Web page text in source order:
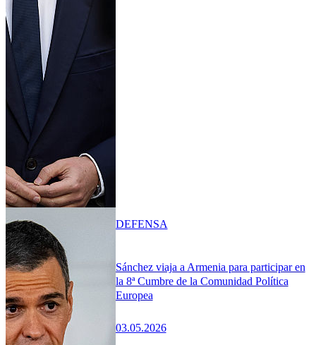
Sánchez viaja a Armenia para participar en
la 8ª Cumbre de la Comunidad Política
Europea
03.05.2026
DEFENSA